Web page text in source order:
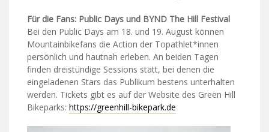
Für die Fans: Public Days und BYND The Hill Festival
Bei den Public Days am 18. und 19. August können
Mountainbikefans die Action der Topathlet*innen
persönlich und hautnah erleben. An beiden Tagen
finden dreistündige Sessions statt, bei denen die
eingeladenen Stars das Publikum bestens unterhalten
werden. Tickets gibt es auf der Website des Green Hill
Bikeparks: https://greenhill-bikepark.de